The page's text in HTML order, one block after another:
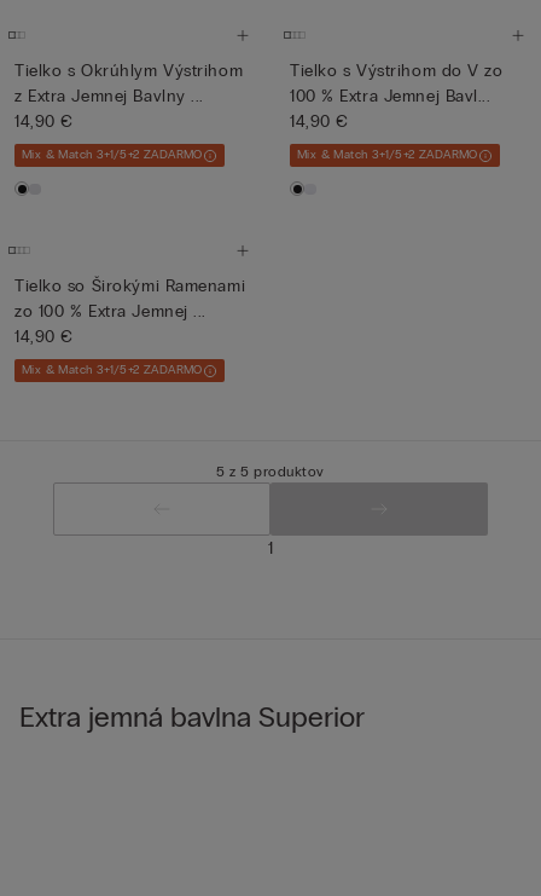
Tielko s Okrúhlym Výstrihom
z Extra Jemnej Bavlny ...
14,90 €
Mix & Match 3+1/5+2 ZADARMO
Tielko s Výstrihom do V zo
100 % Extra Jemnej Bavl...
14,90 €
Mix & Match 3+1/5+2 ZADARMO
Tielko so Širokými Ramenami
zo 100 % Extra Jemnej ...
14,90 €
Mix & Match 3+1/5+2 ZADARMO
5 z 5 produktov
1
Extra jemná bavlna Superior